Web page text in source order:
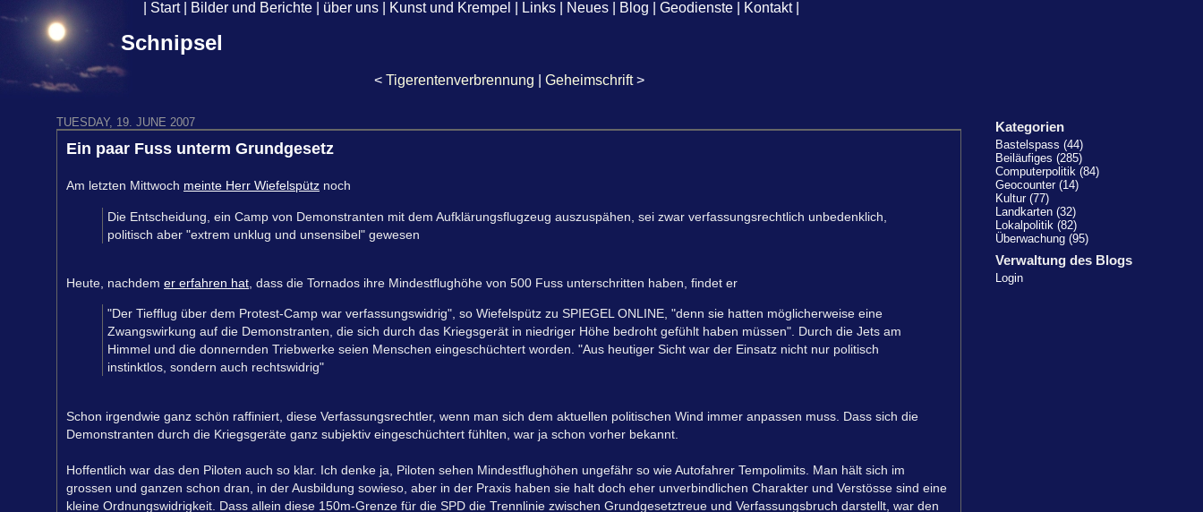
Start| Bilder und Berichte über uns Kunst und Krempel Links Neues Blog Geodienste Kontakt|
Schnipsel
< Tigerentenverbrennung Geheimschrift >
TUESDAY, 19. JUNE 2007
Ein paar Fuss unterm Grundgesetz
Am letzten Mittwoch meinte Herr Wiefelspütz noch
Die Entscheidung, ein Camp von Demonstranten mit dem Aufklärungsflugzeug auszuspähen, sei zwar verfassungsrechtlich unbedenklich,
politisch aber "extrem unklug und unsensibel" gewesen
Heute, nachdem er erfahren hat , dass die Tornados ihre Mindestflughöhe von 500 Fuss unterschritten haben, findet er
"Der Tiefflug über dem Protest-Camp war verfassungswidrig", so Wiefelspütz zu SPIEGEL ONLINE, "denn sie hatten möglicherweise eine
Zwangswirkung auf die Demonstranten, die sich durch das Kriegsgerät in niedriger Höhe bedroht gefühlt haben müssen". Durch die Jets am
Himmel und die donnernden Triebwerke seien Menschen eingeschüchtert worden. "Aus heutiger Sicht war der Einsatz nicht nur politisch
instinktlos, sondern auch rechtswidrig"
Schon irgendwie ganz schön raffiniert, diese Verfassungsrechtler, wenn man sich dem aktuellen politischen Wind immer anpassen muss. Dass sich die
Demonstranten durch die Kriegsgeräte ganz subjektiv eingeschüchtert fühlten, war ja schon vorher bekannt.
Hoffentlich war das den Piloten auch so klar. Ich denke ja, Piloten sehen Mindestflughöhen ungefähr so wie Autofahrer Tempolimits. Man hält sich im
grossen und ganzen schon dran, in der Ausbildung sowieso, aber in der Praxis haben sie halt doch eher unverbindlichen Charakter und Verstösse sind eine
kleine Ordnungswidrigkeit. Dass allein diese 150m-Grenze für die SPD die Trennlinie zwischen Grundgesetztreue und Verfassungsbruch darstellt, war den
Kategorien
Bastelspass (44)
Beiläufiges (285)
Computerpolitik (84)
Geocounter (14)
Kultur (77)
Landkarten (32)
Lokalpolitik (82)
Überwachung (95)
Verwaltung des Blogs
Login